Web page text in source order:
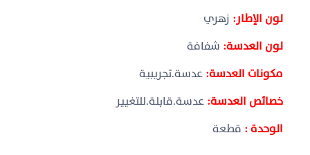
لون الإطار: زهري
لون العدسة: شفافة
مكونات العدسة:عدسة.تجريبية
خصائص العدسة:عدسة.قابلة.للتغيير
الوحدة : قطعة